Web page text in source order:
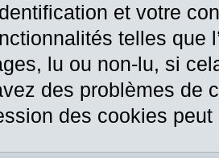
et votre
telles que
lu ou non-lu, si
des problèmes de
des cookies peut